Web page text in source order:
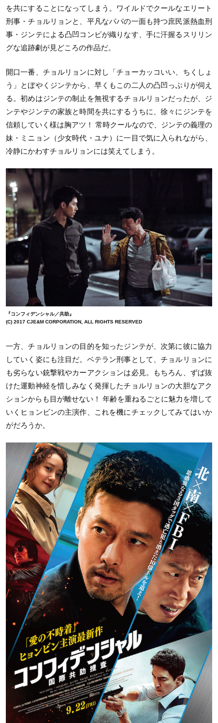
を共にすることになってしまう。ワイルドでクールなエリート
刑事・チョルリョンと、平凡なパパの一面も持つ庶民派熱血刑
事・ジンテによる凸凹コンビが織りなす、手に汗握るスリリン
グな追跡劇が見どころの作品だ。
開口一番、チョルリョンに対し「チョーカッコいい、ちくしょ
う」とぼやくジンテから、早くもこの二人の凸凹っぷりが伺え
る。初めはジンテの制止を無視するチョルリョンだったが、ジ
ンテやジンテの家族と時間を共にするうちに、徐々にジンテを
信頼していく様は胸アツ！ 常時クールなので、ジンテの義理の
妹・ミニョン（少女時代・ユナ）に一目で気に入られながら、
冷静にかわすチョルリョンには笑えてしまう。
『コンフィデンシャル／共助』
(C) 2017 CJE&M CORPORATION, ALL RIGHTS RESERVED
一方、チョルリョンの目的を知ったジンテが、次第に彼に協力
していく姿にも注目だ。ベテラン刑事として、チョルリョンに
も劣らない銃撃戦やカーアクションは必見。もちろん、ずば抜
けた運動神経を惜しみなく発揮したチョルリョンの大胆なアク
ションからも目が離せない！ 年齢を重ねるごとに魅力を増して
いくヒョンビンの主演作、これを機にチェックしてみてはいか
がだろうか。